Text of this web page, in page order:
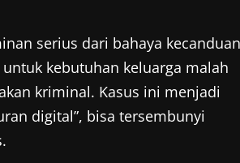
serius dari bahaya kecanduan
kebutuhan keluarga malah
kriminal. Kasus ini menjadi
digital”, bisa tersembunyi